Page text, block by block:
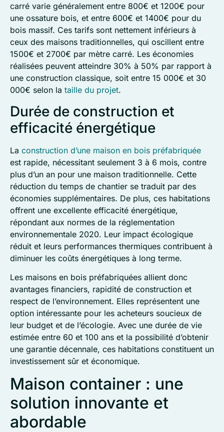
carré varie généralement entre 800€ et 1200€ pour
une ossature bois, et entre 600€ et 1400€ pour du
bois massif. Ces tarifs sont nettement inférieurs à
ceux des maisons traditionnelles, qui oscillent entre
1500€ et 2700€ par mètre carré. Les économies
réalisées peuvent atteindre 30% à 50% par rapport à
une construction classique, soit entre 15 000€ et 30
000€ selon la taille du projet.
Durée de construction et
efficacité énergétique
La construction d’une maison en bois préfabriquée
est rapide, nécessitant seulement 3 à 6 mois, contre
plus d’un an pour une maison traditionnelle. Cette
réduction du temps de chantier se traduit par des
économies supplémentaires. De plus, ces habitations
offrent une excellente efficacité énergétique,
répondant aux normes de la réglementation
environnementale 2020. Leur impact écologique
réduit et leurs performances thermiques contribuent à
diminuer les coûts énergétiques à long terme.
Les maisons en bois préfabriquées allient donc
avantages financiers, rapidité de construction et
respect de l’environnement. Elles représentent une
option intéressante pour les acheteurs soucieux de
leur budget et de l’écologie. Avec une durée de vie
estimée entre 60 et 100 ans et la possibilité d’obtenir
une garantie décennale, ces habitations constituent un
investissement sûr et économique.
Maison container : une
solution innovante et
abordable